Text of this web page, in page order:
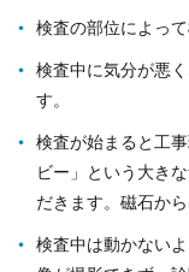
検査の部位によっ
検査中に気分が悪
す。
検査が始まると工
ビー」という大き
だきます。磁石か
検査中は動かない